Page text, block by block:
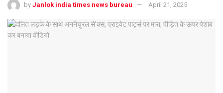
by Janlok india times news bureau April 21, 2025